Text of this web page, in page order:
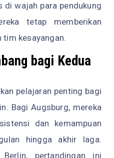
di wajah para pendukung
tetap memberikan
tim kesayangan.
bagi Kedua
pelajaran penting bagi
Bagi Augsburg, mereka
dan kemampuan
hingga akhir laga.
pertandingan ini